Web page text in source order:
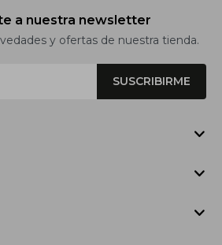
a nuestra newsletter
y ofertas de nuestra tienda.
SUSCRIBIRME